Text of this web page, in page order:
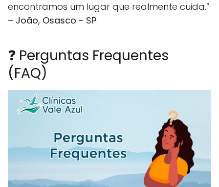
encontramos um lugar que realmente cuida.”
– João, Osasco - SP
❓ Perguntas Frequentes
(FAQ)